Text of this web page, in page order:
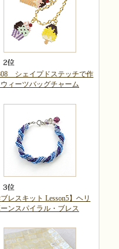
シェイプドステッチで作
ィーツバッグチャーム
ブレスキット Lesson5】ヘリ
ンスパイラル・ブレス